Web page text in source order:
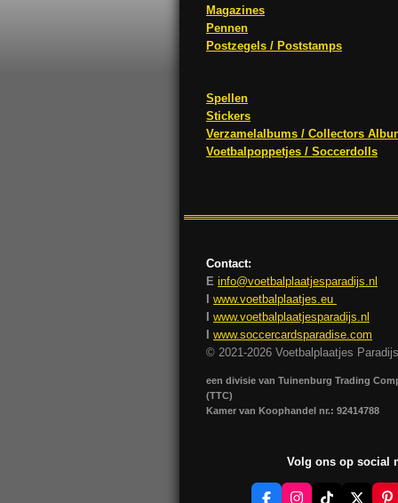
Magazines
Pennen
Postzegels / Poststamps
Spellen
Stickers
Verzamelalbums / Collectors
Voetbalpoppetjes / Soccerdolls
Contact:
E info@voetbalplaatjesparadijs.nl
I www.voetbalplaatjes.eu
I www.voetbalplaatjesparadijs.nl
I www.soccercardsparadise.com
© 2021-2026 Voetbalplaatjes Paradijs
een divisie van Tuinenburg Trading
(TTC)
Kamer van Koophandel nr.: 92414788
Volg ons op social